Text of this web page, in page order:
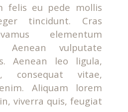
felis eu pede mollis
tincidunt. Cras
elementum
Aenean vulputate
Aenean leo ligula,
consequat vitae,
Aliquam lorem
viverra quis, feugiat